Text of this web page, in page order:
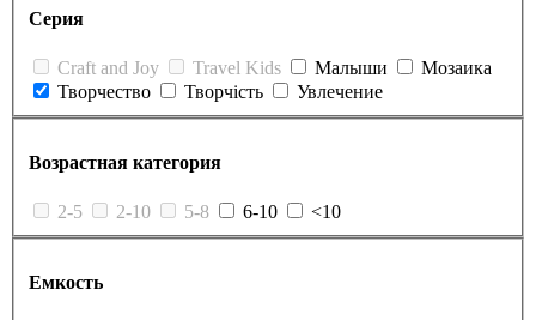
Серия
Craft and Joy Travel Kids Малыши
Мозаика
Творчество
Творчість Увлечение
Возрастная категория
2-5 2-10 5-8 6-10 <10
Емкость